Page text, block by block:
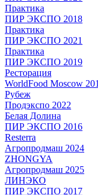
Практика
ПИР ЭКСПО 2018
Практика
ПИР ЭКСПО 2021
Практика
ПИР ЭКСПО 2019
Ресторация
WorldFood Moscow
Рубеж
Продэкспо 2022
Белая Долина
ПИР ЭКСПО 2016
Resterra
Агропродмаш 2024
ZHONGYA
Агропродмаш 2025
ЛИНЭКО
ПИР ЭКСПО 2017